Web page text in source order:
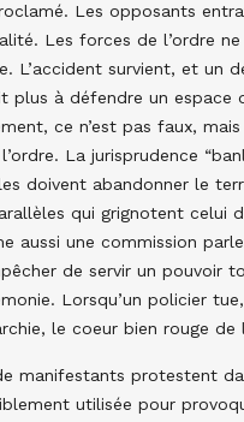
Les opposants
Les forces de l’ordre
L’accident survient, et un
plus à défendre un espace
ce n’est pas faux,
La jurisprudence
doivent abandonner le
qui grignotent celui
aussi une commission
de servir un pouvoir
Lorsqu’un policier
le coeur bien rouge
manifestants protestent
utilisée pour